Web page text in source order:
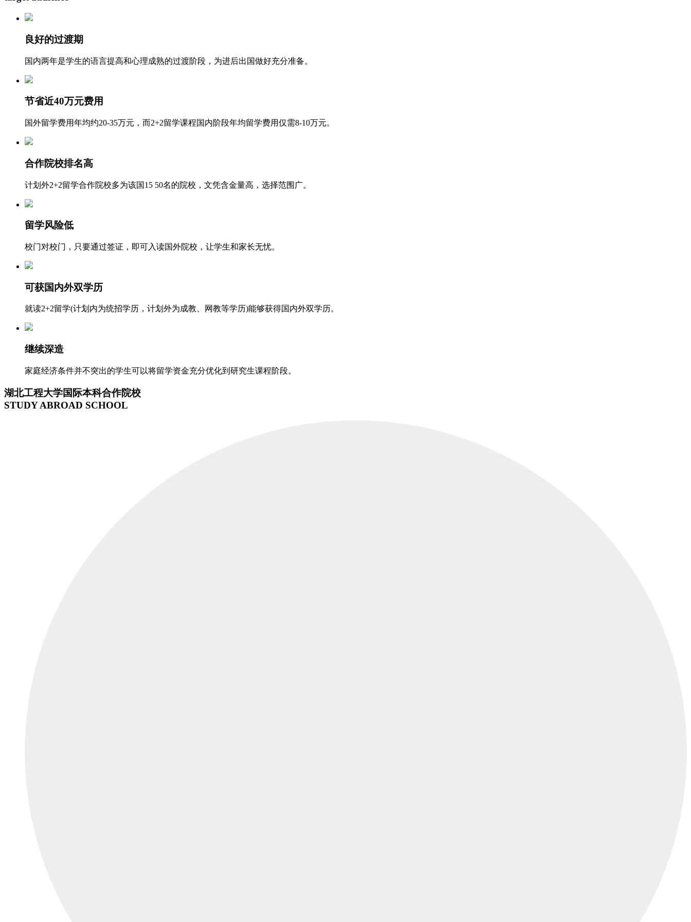
良好的过渡期
国内两年是学生的语言提高和心理成熟的过渡阶段，为进后出国做好充分准备。
节省近40万元费用
国外留学费用年均约20-35万元，而2+2留学课程国内阶段年均留学费用仅需8-10万元。
合作院校排名高
计划外2+2留学合作院校多为该国15 50名的院校，文凭含金量高，选择范围广。
留学风险低
校门对校门，只要通过签证，即可入读国外院校，让学生和家长无忧。
可获国内外双学历
就读2+2留学(计划内为统招学历，计划外为成教、网教等学历)能够获得国内外双学历。
继续深造
家庭经济条件并不突出的学生可以将留学资金充分优化到研究生课程阶段。
湖北工程大学国际本科合作院校
STUDY ABROAD SCHOOL